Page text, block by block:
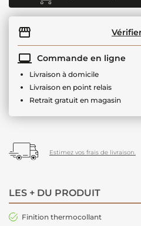
Commande en ligne
Livraison à domicile
Livraison en point relais
Retrait gratuit en magasin
Estimez vos frais de livraison.
LES + DU PRODUIT
Finition thermocollant